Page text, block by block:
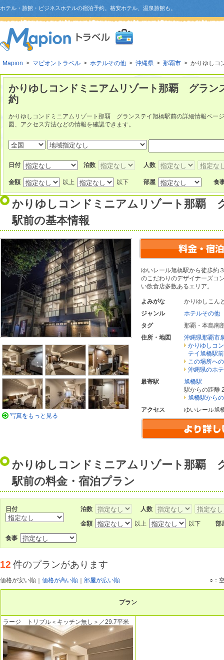
ホテル・旅館・ビジネスホテルの宿泊予約。格安ホテル、温泉旅館も。
Mapion > マピオントラベル > ホテルその他 > 沖縄県 > 那覇市 > かりゆしコ
かりゆしコンドミニアムリゾート那覇 グラン
約
かりゆしコンドミニアムリゾート那覇 グランステイ旭橋駅前の詳細情報ペー
図、アクセス方法などの情報を確認できます。
日付 泊数 人数
金額 以上 以下 部屋 食
かりゆしコンドミニアムリゾート那覇
駅前の基本情報
ゆいレール旭橋駅から徒歩約
のこだわりのデザイナーズコ
い飲食店多数あるエリア。
よみがな
かりゆしこん
ジャンル
ホテルその他
タグ
那覇・本島南
住所・地図
沖縄県那覇市
かりゆしコ
テイ旭橋駅
この場所へ
沖縄県のホ
最寄駅
旭橋駅
駅からの距離
旭橋駅から
アクセス
ゆいレール旭
写真をもっと見る
かりゆしコンドミニアムリゾート那覇
駅前の料金・宿泊プラン
日付 泊数 人数
金額 以上 以下 部
食事
12 件のプランがあります
価格が安い順 価格が高い順 部屋が広い順 ○：
プラン
ラージ トリプル＜キッチン無し＞／29.7平米